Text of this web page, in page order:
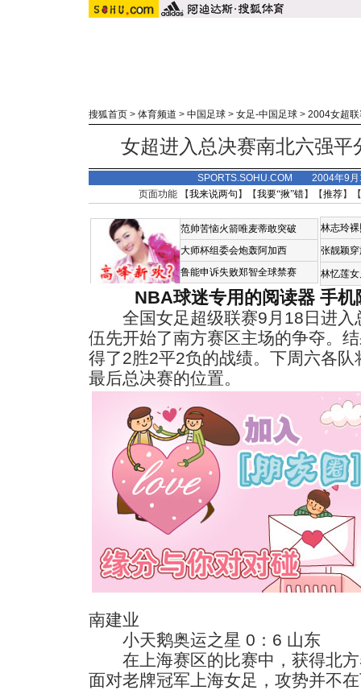
搜狐首页 > 体育频道 > 中国足球 > 女足-中国足球 > 2004女超联
女超进入总决赛南北六强平
SPORTS.SOHU.COM 2004年9
页面功能 【我来说两句 】【我要“揪”错】【推荐】
范帅苦恼火箭唯麦蒂敢突破
大师杯组委会炮轰阿加西
鲁能申诉失败郑智全球禁赛
林志玲
张靓颖
林忆莲
NBA球迷专用的阅读器 手机
全国女足超级联赛9月18日进入
伍先开始了南方赛区主场的争夺。
得了2胜2平2负的战绩。下周六各
最后总决赛的位置。
南建业
小天鹅奥运之星 0：6 山东
在上海赛区的比赛中，获得北方
面对老牌冠军上海女足，攻势并不